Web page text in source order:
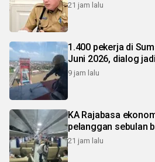
21 jam lalu
1.400 pekerja di
Juni 2026, dialog
9 jam lalu
KA Rajabasa
pelanggan sebulan
21 jam lalu